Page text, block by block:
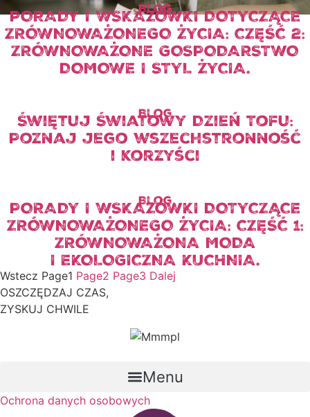
Blog
PORADY I WSKAZÓWKI DOTYCZĄCE
ZRÓWNOWAŻONEGO ŻYCIA: CZĘŚĆ 2:
ZRÓWNOWAŻONE GOSPODARSTWO
DOMOWE I STYL ŻYCIA.
Blog
Świętuj Światowy Dzień Tofu:
Poznaj jego wszechstronność
i korzyści
Blog
PORADY I WSKAZÓWKI DOTYCZĄCE
ZRÓWNOWAŻONEGO ŻYCIA: CZĘŚĆ 1:
ZRÓWNOWAŻONA MODA
I EKOLOGICZNA KUCHNIA.
Wstecz Page1 Page2 Page3 Dalej
OSZCZĘDZAJ CZAS,
ZYSKUJ CHWILE
Menu
Ochrona danych osobowych